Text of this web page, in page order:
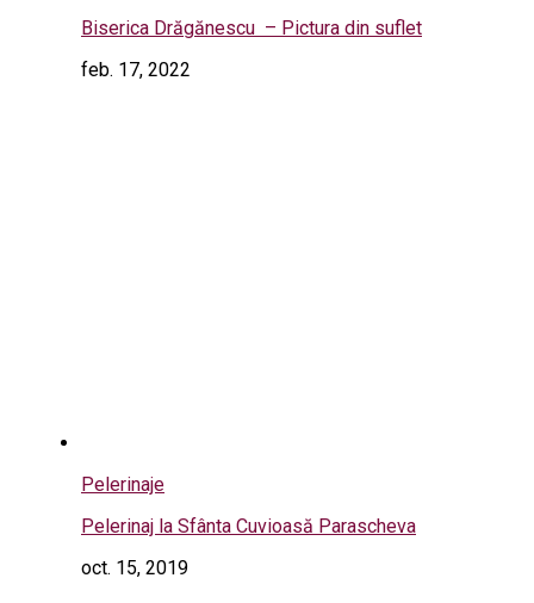
Biserica Drăgănescu – Pictura din suflet
feb. 17, 2022
Pelerinaje
Pelerinaj la Sfânta Cuvioasă Parascheva
oct. 15, 2019